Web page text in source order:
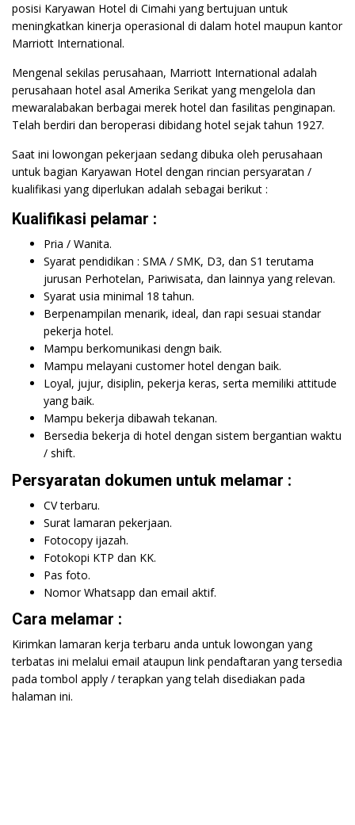
posisi Karyawan Hotel di Cimahi yang bertujuan untuk
meningkatkan kinerja operasional di dalam hotel maupun kantor
Marriott International.
Mengenal sekilas perusahaan, Marriott International adalah
perusahaan hotel asal Amerika Serikat yang mengelola dan
mewaralabakan berbagai merek hotel dan fasilitas penginapan.
Telah berdiri dan beroperasi dibidang hotel sejak tahun 1927.
Saat ini lowongan pekerjaan sedang dibuka oleh perusahaan
untuk bagian Karyawan Hotel dengan rincian persyaratan /
kualifikasi yang diperlukan adalah sebagai berikut :
Kualifikasi pelamar :
Pria / Wanita.
Syarat pendidikan : SMA / SMK, D3, dan S1 terutama
jurusan Perhotelan, Pariwisata, dan lainnya yang relevan.
Syarat usia minimal 18 tahun.
Berpenampilan menarik, ideal, dan rapi sesuai standar
pekerja hotel.
Mampu berkomunikasi dengn baik.
Mampu melayani customer hotel dengan baik.
Loyal, jujur, disiplin, pekerja keras, serta memiliki attitude
yang baik.
Mampu bekerja dibawah tekanan.
Bersedia bekerja di hotel dengan sistem bergantian waktu
/ shift.
Persyaratan dokumen untuk melamar :
CV terbaru.
Surat lamaran pekerjaan.
Fotocopy ijazah.
Fotokopi KTP dan KK.
Pas foto.
Nomor Whatsapp dan email aktif.
Cara melamar :
Kirimkan lamaran kerja terbaru anda untuk lowongan yang
terbatas ini melalui email ataupun link pendaftaran yang tersedia
pada tombol apply / terapkan yang telah disediakan pada
halaman ini.